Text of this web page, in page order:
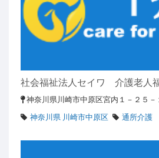
社会福祉法人セイワ 介護老人
神奈川県川崎市中原区宮内１－２５
神奈川県 川崎市中原区
通所介護